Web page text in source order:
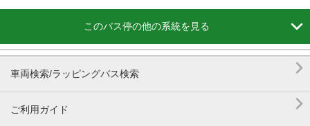
このバス停の他の系統を見る 
車両検索/ラッピングバス検索 
ご利用ガイド 